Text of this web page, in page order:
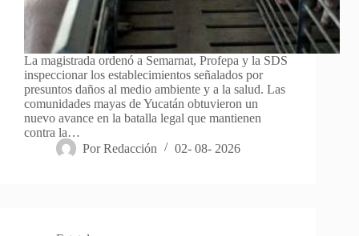
La magistrada ordenó a Semarnat, Profepa y la SDS
inspeccionar los establecimientos señalados por
presuntos daños al medio ambiente y a la salud. Las
comunidades mayas de Yucatán obtuvieron un
nuevo avance en la batalla legal que mantienen
contra la…
Por Redacción 02- 08- 2026